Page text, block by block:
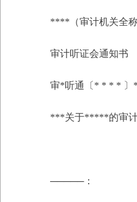
****（审计机关全称
审计听证会通知书
审*听通〔* * * * 〕
***关于*****的审
─────：